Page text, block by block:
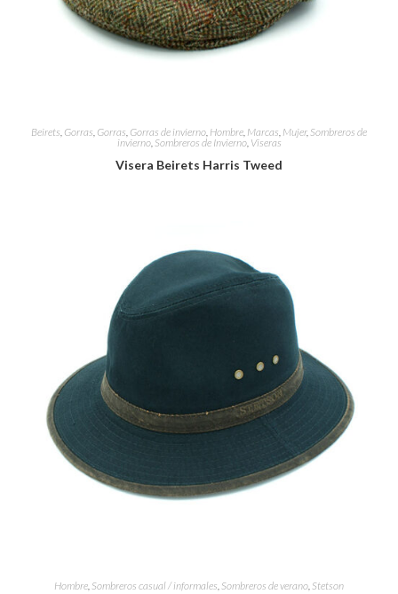
Beirets Gorras Gorras Gorras de invierno Hombre Marcas Mujer, Sombreros de
invierno, Sombreros de Invierno, Viseras
Visera Beirets Harris Tweed
Hombre Sombreros casual / informales Sombreros de verano Stetson